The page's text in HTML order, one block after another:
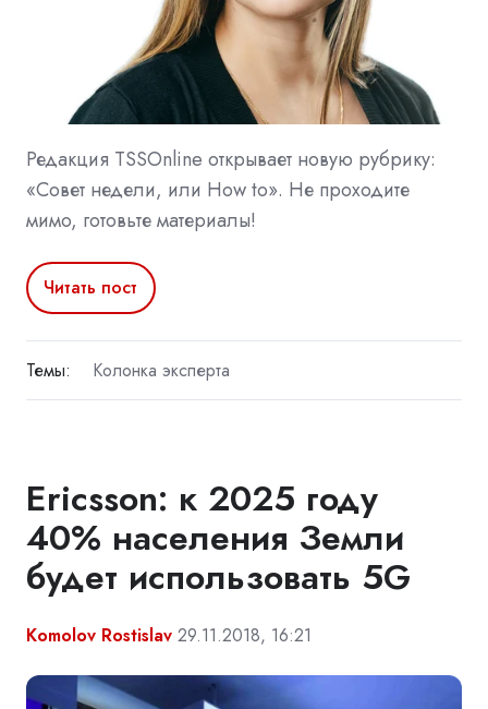
Редакция TSSOnline открывает новую рубрику:
«Совет недели, или How to». Не проходите
мимо, готовьте материалы!
Читать пост
Темы: Колонка эксперта
Ericsson: к 2025 году
40% населения Земли
будет использовать 5G
Komolov Rostislav 29.11.2018, 16:21